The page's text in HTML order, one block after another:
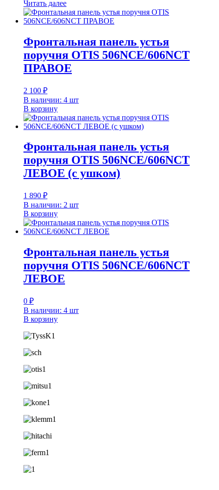
Читать далее
Фронтальная панель устья
поручня OTIS 506NCE/606NCT
ПРАВОЕ
2 100 ₽
В наличии: 4 шт
В корзину
Фронтальная панель устья
поручня OTIS 506NCE/606NCT
ЛЕВОЕ (с ушком)
1 890 ₽
В наличии: 2 шт
В корзину
Фронтальная панель устья
поручня OTIS 506NCE/606NCT
ЛЕВОЕ
0 ₽
В наличии: 4 шт
В корзину